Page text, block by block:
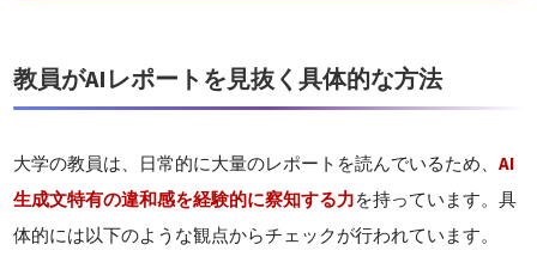
教員がAIレポートを見抜く具体的な方法
大学の教員は、日常的に大量のレポートを読んでいるため、AI
生成文特有の違和感を経験的に察知する力を持っています。具
体的には以下のような観点からチェックが行われています。